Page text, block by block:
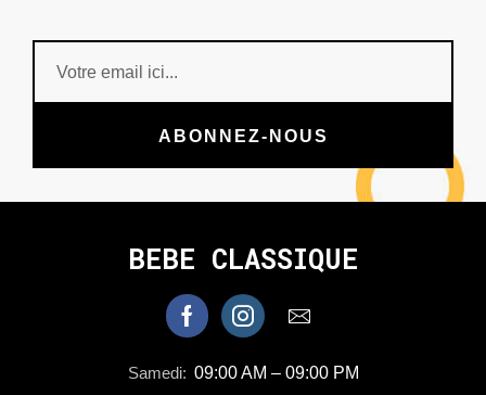
ABONNEZ-NOUS
BEBE CLASSIQUE
Samedi: 09:00 AM – 09:00 PM